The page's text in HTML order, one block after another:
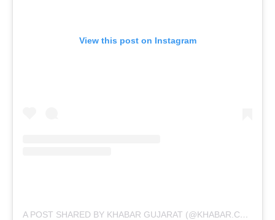
View this post on Instagram
A POST SHARED BY KHABAR GUJARAT (@KHABAR.COMMUNICATION)